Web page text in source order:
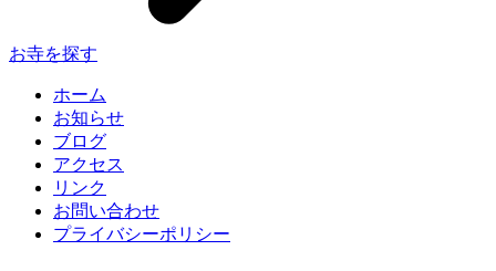
お寺を探す
ホーム
お知らせ
ブログ
アクセス
リンク
お問い合わせ
プライバシーポリシー